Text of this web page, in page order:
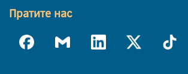
Пратите нас